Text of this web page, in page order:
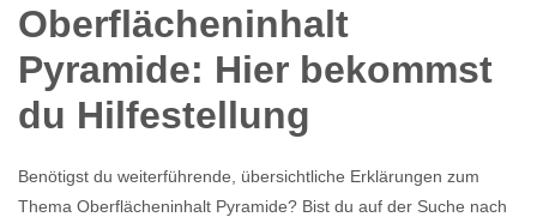
Oberflächeninhalt
Pyramide: Hier bekommst
du Hilfestellung
Benötigst du weiterführende, übersichtliche Erklärungen zum
Thema Oberflächeninhalt Pyramide? Bist du auf der Suche nach